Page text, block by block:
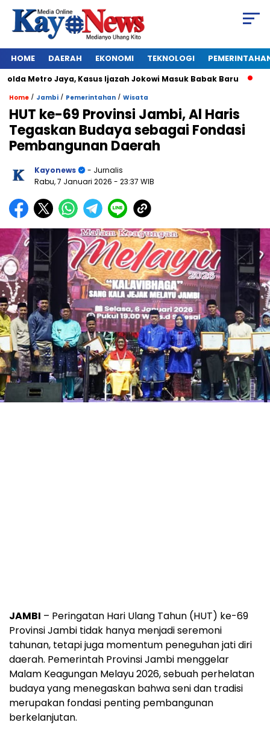
HOME DAERAH EKONOMI TEKNOLOGI
Metro Jaya, Kasus Ijazah Jokowi Masuk Babak Baru
Home / Jambi / Pemerintahan / Wisata
HUT ke-69 Provinsi Jambi, Al Haris
Tegaskan Budaya sebagai Fondasi
Pembangunan Daerah
Kayonews
- Jurnalis
Rabu, 7 Januari 2026 - 23:37 WIB
JAMBI – Peringatan Hari Ulang Tahun (HUT) ke-69
Provinsi Jambi tidak hanya menjadi seremoni
tahunan, tetapi juga momentum peneguhan jati diri
daerah. Pemerintah Provinsi Jambi menggelar
Malam Keagungan Melayu 2026, sebuah perhelatan
budaya yang menegaskan bahwa seni dan tradisi
merupakan fondasi penting pembangunan
berkelanjutan.